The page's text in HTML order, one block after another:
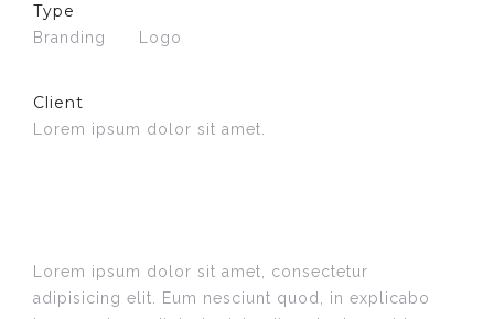
Type
Branding Logo
Client
Lorem ipsum dolor sit amet.
Lorem ipsum dolor sit amet, consectetur
adipisicing elit. Eum nesciunt quod, in explicabo